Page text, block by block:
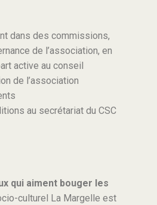
dans des commissions,
de l’association, en
active au conseil
de l’association
au secrétariat du CSC
qui aiment bouger les
culturel La Margelle est